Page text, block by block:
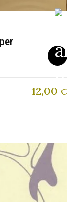
12,00 €